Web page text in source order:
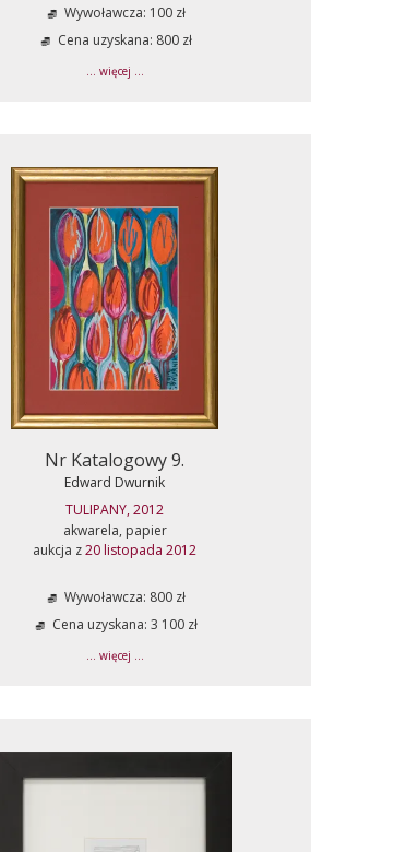
Wywoławcza: 100 zł
Cena uzyskana: 800 zł
... więcej ...
Nr Katalogowy 9.
Edward Dwurnik
TULIPANY, 2012
akwarela, papier
aukcja z20 listopada 2012
Wywoławcza: 800 zł
Cena uzyskana: 3 100 zł
... więcej ...